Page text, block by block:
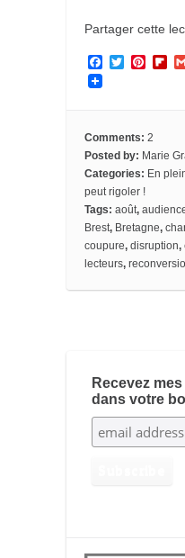
Partager cette
F
o
k
T
e
r
P
r
e
s
t
F
a
r
d
Comments: 2
Posted by: Marie
Categories: En
peut rigoler !
Tags: août,
Brest, Bretagne,
coupure, disruption,
lecteurs,
Recevez
dans votre